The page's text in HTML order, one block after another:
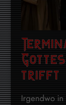
trifft
Irgendwo in